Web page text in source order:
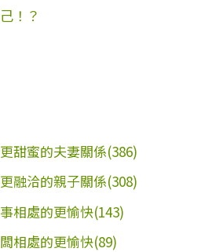
！？
甜蜜的夫妻關係(386)
融洽的親子關係(308)
相處的更愉快(143)
相處的更愉快(89)